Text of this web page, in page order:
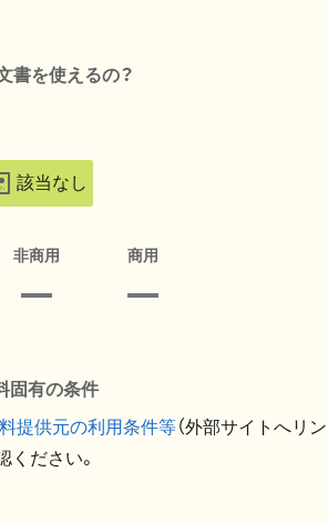
書を使えるの？
該当なし
非商用 商用
固有の条件
提供元の利用条件等（外部サイトへリ
ください。